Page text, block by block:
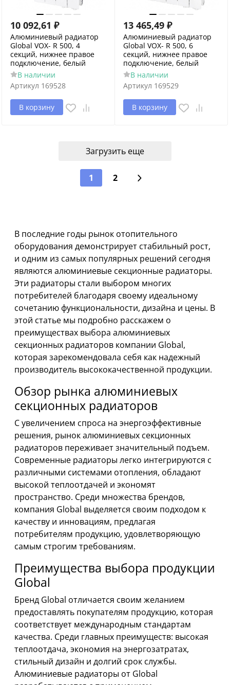
10 092,61 ₽
Алюминиевый радиатор
Global VOX- R 500, 4
секций, нижнее правое
подключение, белый
В наличии
Артикул 169528
В корзину
13 465,49 ₽
Алюминиевый радиатор
Global VOX- R 500, 6
секций, нижнее правое
подключение, белый
В наличии
Артикул 169529
В корзину
Загрузить еще
1 2
В последние годы рынок отопительного
оборудования демонстрирует стабильный рост,
и одним из самых популярных решений сегодня
являются алюминиевые секционные радиаторы.
Эти радиаторы стали выбором многих
потребителей благодаря своему идеальному
сочетанию функциональности, дизайна и цены. В
этой статье мы подробно расскажем о
преимуществах выбора алюминиевых
секционных радиаторов компании Global,
которая зарекомендовала себя как надежный
производитель высококачественной продукции.
Обзор рынка алюминиевых
секционных радиаторов
С увеличением спроса на энергоэффективные
решения, рынок алюминиевых секционных
радиаторов переживает значительный подъем.
Современные радиаторы легко интегрируются с
различными системами отопления, обладают
высокой теплоотдачей и экономят
пространство. Среди множества брендов,
компания Global выделяется своим подходом к
качеству и инновациям, предлагая
потребителям продукцию, удовлетворяющую
самым строгим требованиям.
Преимущества выбора продукции
Global
Бренд Global отличается своим желанием
предоставлять покупателям продукцию, которая
соответствует международным стандартам
качества. Среди главных преимуществ: высокая
теплоотдача, экономия на энергозатратах,
стильный дизайн и долгий срок службы.
Алюминиевые радиаторы от Global